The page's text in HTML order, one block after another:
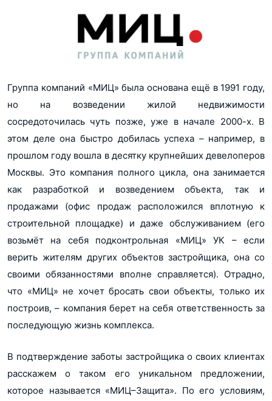
Группа компаний «МИЦ» была основана ещё в 1991 году,
но на возведении жилой недвижимости
сосредоточилась чуть позже, уже в начале 2000-х. В
этом деле она быстро добилась успеха – например, в
прошлом году вошла в десятку крупнейших девелоперов
Москвы. Это компания полного цикла, она занимается
как разработкой и возведением объекта, так и
продажами (офис продаж расположился вплотную к
строительной площадке) и даже обслуживанием (его
возьмёт на себя подконтрольная «МИЦ» УК – если
верить жителям других объектов застройщика, она со
своими обязанностями вполне справляется). Отрадно,
что «МИЦ» не хочет бросать свои объекты, только их
построив, – компания берет на себя ответственность за
последующую жизнь комплекса.
В подтверждение заботы застройщика о своих клиентах
расскажем о таком его уникальном предложении,
которое называется «МИЦ–Защита». По его условиям,